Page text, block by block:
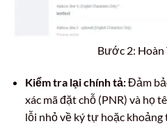
Bước 2: Hoàn
Kiểm tra lại chính tả:Đảm
xác mã đặt chỗ (PNR) và họ
lỗi nhỏ về ký tự hoặc